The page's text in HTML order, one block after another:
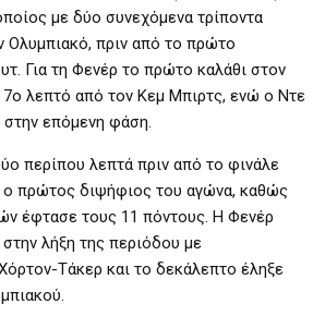
με δύο συνεχόμενα τρίποντα
Ολυμπιακό, πριν από το πρώτο
Για τη Φενέρ το πρώτο καλάθι στον
7ο λεπτό από τον Κεμ Μπιρτς, ενώ ο Ντε
επόμενη φάση.
περίπου λεπτά πριν από το φινάλε
ο πρώτος διψήφιος του αγώνα, καθώς
έφτασε τους 11 πόντους. Η Φενέρ
λήξη της περιόδου με
Τάκερ και το δεκάλεπτο έληξε